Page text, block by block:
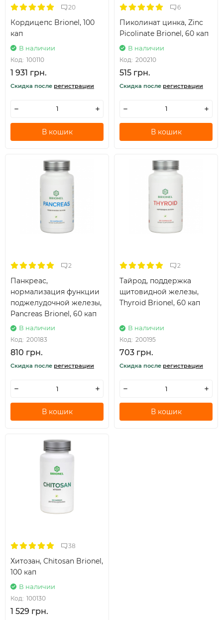
20
Кордицепс Brionel, 100
кап
В наличии
Код: 100110
1 931 грн.
Скидка после регистрации
В кошик
6
Пиколинат цинка, Zinc
Picolinate Brionel, 60 кап
В наличии
Код: 200210
515 грн.
Скидка после регистрации
В кошик
2
Панкреас,
нормализация функции
поджелудочной железы,
Pancreas Brionel, 60 кап
В наличии
Код: 200183
810 грн.
Скидка после регистрации
В кошик
2
Тайрод, поддержка
щитовидной железы,
Thyroid Brionel, 60 кап
В наличии
Код: 200195
703 грн.
Скидка после регистрации
В кошик
38
Хитозан, Chitosan Brionel,
100 кап
В наличии
Код: 100130
1 529 грн.